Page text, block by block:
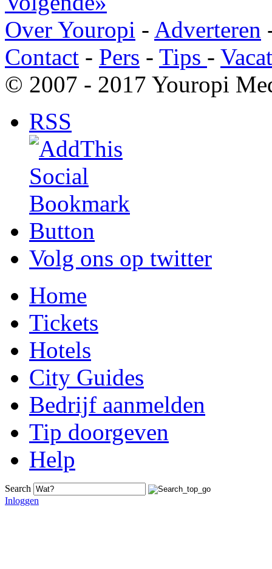
Over Youropi - Adverteren
Contact - Pers - Tips -
© 2007 - 2017 Youropi
RSS
Volg ons op twitter
Home
Tickets
Hotels
City Guides
Bedrijf aanmelden
Tip doorgeven
Help
Search
Inloggen